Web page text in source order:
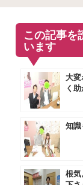
この記事を
います
大
く
知
根